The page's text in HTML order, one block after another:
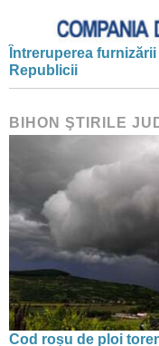
Întreruperea
Republicii
BIHON ŞTIRILE
Cod roșu de ploi